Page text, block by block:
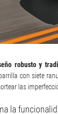
robusto y
con siete
las
la